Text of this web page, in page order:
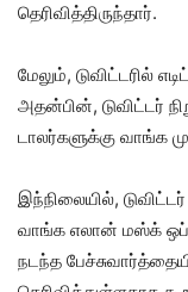
தெரிவித்திருந்தார்.
மேலும், டுவிட்டரில்
அதன்பின், டுவிட்டர்
டாலர்களுக்கு வாங்க
இந்நிலையில்,
வாங்க எலான் மஸ்க்
நடந்த